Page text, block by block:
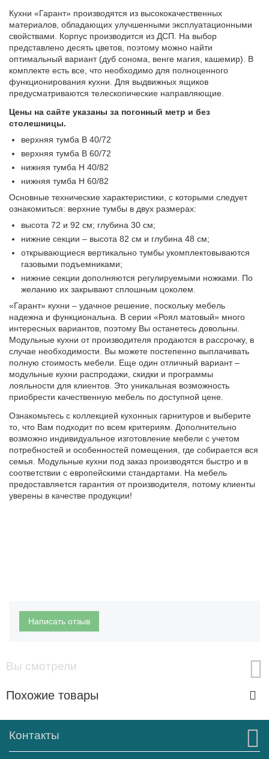
Кухни «Гарант» производятся из высококачественных
материалов, обладающих улучшенными эксплуатационными
свойствами. Корпус производится из ДСП. На выбор
представлено десять цветов, поэтому можно найти
оптимальный вариант (дуб сонома, венге магия, кашемир). В
комплекте есть все, что необходимо для полноценного
функционирования кухни. Для выдвижных ящиков
предусматриваются телескопические направляющие.
Цены на сайте указаны за погонный метр и без
столешницы.
верхняя тумба В 40/72
верхняя тумба В 60/72
нижняя тумба Н 40/82
нижняя тумба Н 60/82
Основные технические характеристики, с которыми следует
ознакомиться: верхние тумбы в двух размерах:
высота 72 и 92 см; глубина 30 см;
нижние секции – высота 82 см и глубина 48 см;
открывающиеся вертикально тумбы укомплектовываются
газовыми подъемниками;
нижние секции дополняются регулируемыми ножками. По
желанию их закрывают сплошным цоколем.
«Гарант» кухни – удачное решение, поскольку мебель
надежна и функциональна. В серии «Роял матовый» много
интересных вариантов, поэтому Вы останетесь довольны.
Модульные кухни от производителя продаются в рассрочку, в
случае необходимости. Вы можете постепенно выплачивать
полную стоимость мебели. Еще один отличный вариант –
модульные кухни распродажи, скидки и программы
лояльности для клиентов. Это уникальная возможность
приобрести качественную мебель по доступной цене.
Ознакомьтесь с коллекцией кухонных гарнитуров и выберите
то, что Вам подходит по всем критериям. Дополнительно
возможно индивидуальное изготовление мебели с учетом
потребностей и особенностей помещения, где собирается вся
семья. Модульные кухни под заказ производятся быстро и в
соответствии с европейскими стандартами. На мебель
предоставляется гарантия от производителя, потому клиенты
уверены в качестве продукции!
Написать отзыв
Вы смотрели
Похожие товары
Контакты